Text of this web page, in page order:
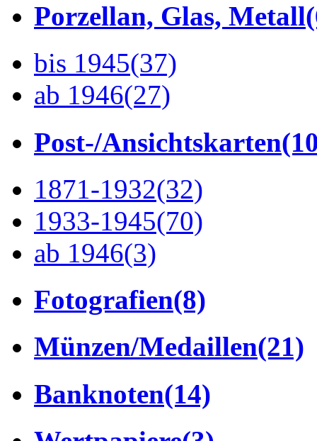
Porzellan, Glas, Metall
bis 1945(37)
ab 1946(27)
Post-/Ansichtskarten
1871-1932(32)
1933-1945(70)
ab 1946(3)
Fotografien(8)
Münzen/Medaillen(21)
Banknoten(14)